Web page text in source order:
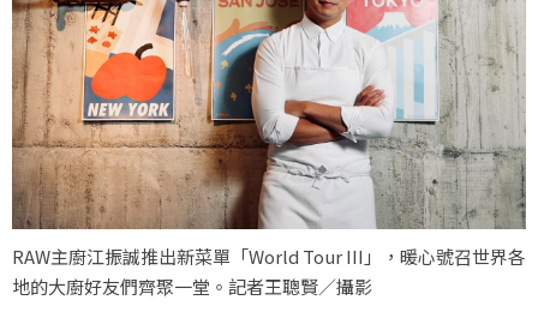
RAW主廚江振誠推出新菜單「World Tour III」，暖心號召世界各
地的大廚好友們齊聚一堂。記者王聰賢／攝影